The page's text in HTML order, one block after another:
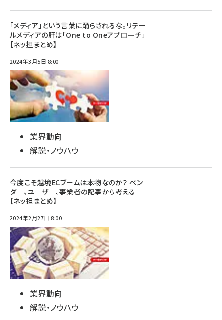
「メディア」という言葉に踊らされるな。リテー
ルメディアの肝は「One to Oneアプローチ」
【ネッ担まとめ】
2024年3月5日 8:00
業界動向
解説・ノウハウ
今度こそ越境ECブームは本物なのか？ ベン
ダー、ユーザー、事業者の記事から考える
【ネッ担まとめ】
2024年2月27日 8:00
業界動向
解説・ノウハウ